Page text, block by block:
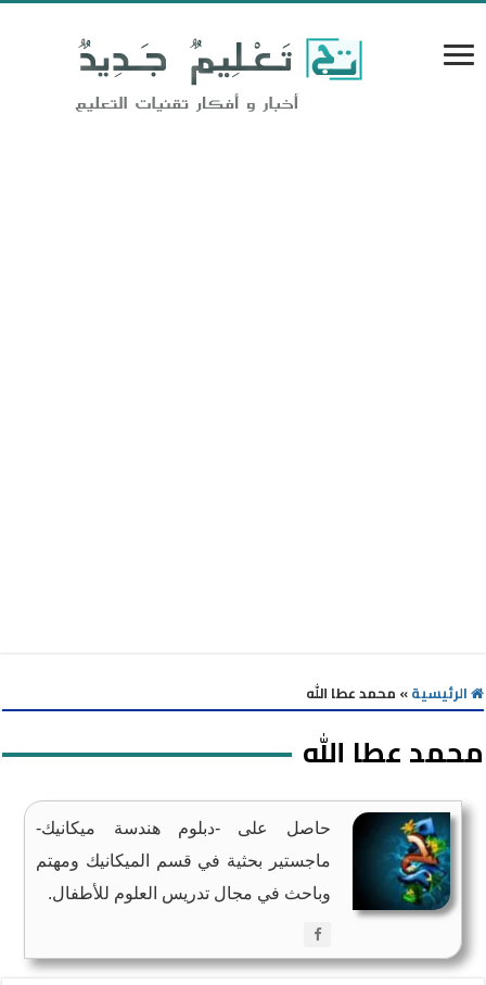
الرئيسية» محمد عطا الله
محمد عطا الله
حاصل على -دبلوم هندسة ميكانيك-
ماجستير بحثية في قسم الميكانيك ومهتم
وباحث في مجال تدريس العلوم للأطفال.